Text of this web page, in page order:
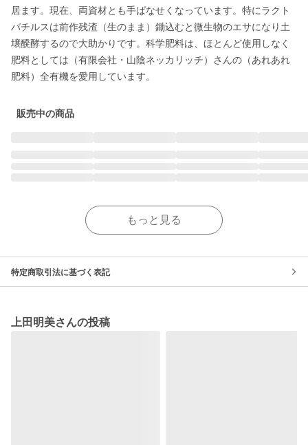
居ます。現在、両資材とも手ばなせくなっています。特にラクト
バチルスは前作残渣（生のまま）鋤込むと微生物のエサになり土
壌醗酵するので大助かりです。科学肥料は、ほとんど使用しなく
肥料としては（有限会社・山陰ネッカリッチ）さんの（あれあれ
肥料）全有機を愛用しています。
販売中の商品
もっと見る
特定商取引法に基づく表記
上田明美さんの投稿